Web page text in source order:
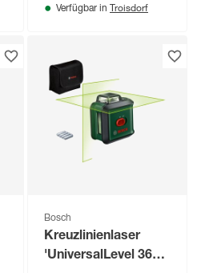
Verfügbar in Troisdorf
Bosch
Kreuzlinienlaser
'UniversalLevel 360'